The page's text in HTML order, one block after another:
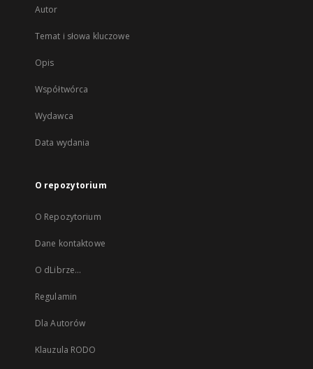
Autor
Temat i słowa kluczowe
Opis
Współtwórca
Wydawca
Data wydania
O repozytorium
O Repozytorium
Dane kontaktowe
O dLibrze...
Regulamin
Dla Autorów
Klauzula RODO